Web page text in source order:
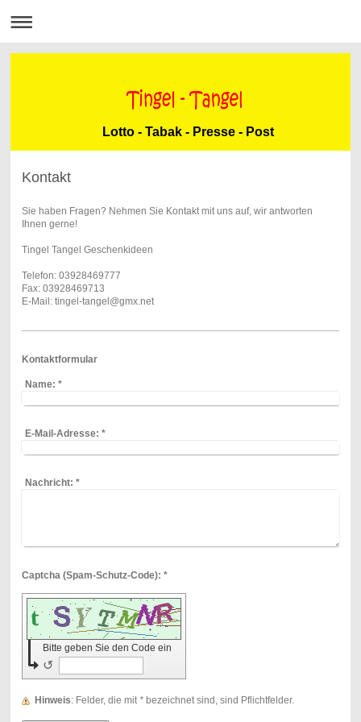
Lotto - Tabak - Presse - Post
Kontakt
Sie haben Fragen? Nehmen Sie Kontakt mit uns auf, wir antworten
Ihnen gerne!
Tingel Tangel Geschenkideen
Telefon: 03928469777
Fax: 03928469713
E-Mail: tingel-tangel@gmx.net
Kontaktformular
Name: *
E-Mail-Adresse: *
Nachricht: *
Captcha (Spam-Schutz-Code): *
Bitte geben Sie den Code ein
↺
Hinweis : Felder, die mit *bezeichnet sind, sind Pflichtfelder.